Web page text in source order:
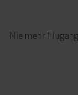
Nie mehr